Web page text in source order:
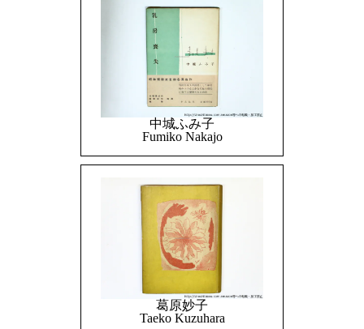
中城ふみ子
Fumiko Nakajo
葛原妙子
Taeko Kuzuhara